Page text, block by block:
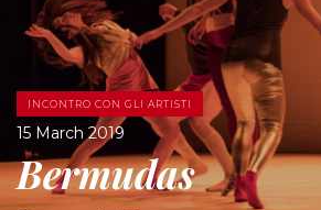
INCONTRO CON GLI ARTISTI
15 March 2019
Bermudas